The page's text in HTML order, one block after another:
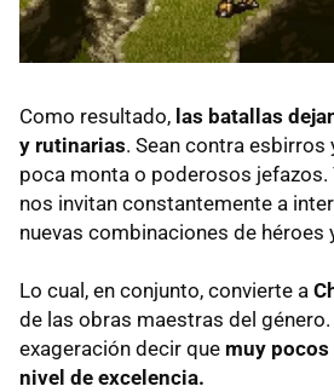
Como resultado, las batallas
y rutinarias. Sean contra
poca monta o poderosos jefazos.
nos invitan constantemente a
nuevas combinaciones de héroes
Lo cual, en conjunto, convierte a
de las obras maestras del género.
exageración decir que muy pocos
nivel de excelencia.